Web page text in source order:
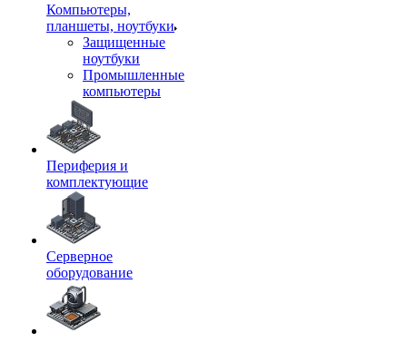
Компьютеры,
планшеты, ноутбуки
Защищенные
ноутбуки
Промышленные
компьютеры
Периферия и
комплектующие
Серверное
оборудование